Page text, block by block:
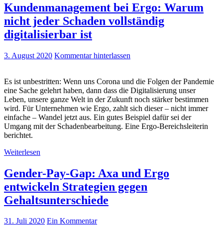
Kundenmanagement bei Ergo: Warum
nicht jeder Schaden vollständig
digitalisierbar ist
3. August 2020 Kommentar hinterlassen
Es ist unbestritten: Wenn uns Corona und die Folgen der Pandemie
eine Sache gelehrt haben, dann dass die Digitalisierung unser
Leben, unsere ganze Welt in der Zukunft noch stärker bestimmen
wird. Für Unternehmen wie Ergo, zahlt sich dieser – nicht immer
einfache – Wandel jetzt aus. Ein gutes Beispiel dafür sei der
Umgang mit der Schadenbearbeitung. Eine Ergo-Bereichsleiterin
berichtet.
Weiterlesen
Gender-Pay-Gap: Axa und Ergo
entwickeln Strategien gegen
Gehaltsunterschiede
31. Juli 2020 Ein Kommentar